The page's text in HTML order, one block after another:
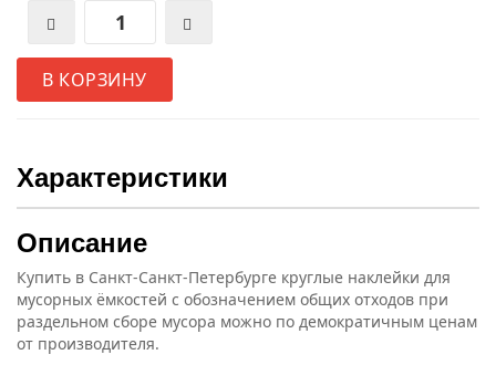
В КОРЗИНУ
Характеристики
Описание
Купить в Санкт-Санкт-Петербурге круглые наклейки для
мусорных ёмкостей с обозначением общих отходов при
раздельном сборе мусора можно по демократичным ценам
от производителя.